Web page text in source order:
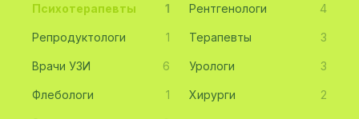
Психотерапевты 1 Рентгенологи 4
Репродуктологи 1 Терапевты 3
Врачи УЗИ 6 Урологи 3
Флебологи 1 Хирурги 2